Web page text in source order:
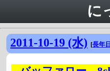
に
2011-10-19 (水) [長年